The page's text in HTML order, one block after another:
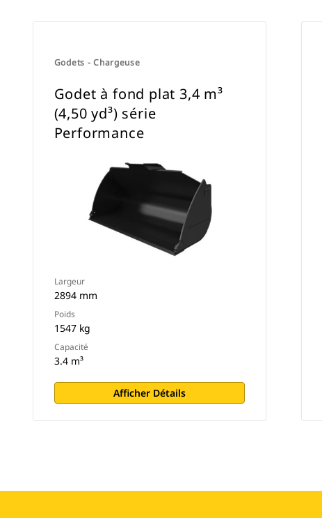
Godets - Chargeuse
Godet à fond plat 3,4 m³
(4,50 yd³) série
Performance
Largeur
2894 mm
Poids
1547 kg
Capacité
3.4 m³
Afficher Détails